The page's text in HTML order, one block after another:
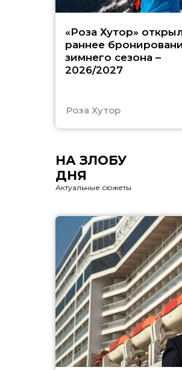
«Роза Хутор»
раннее
зимнего сезона –
2026/2027
Роза Хутор
НА ЗЛОБУ
ДНЯ
Актуальные сюжеты